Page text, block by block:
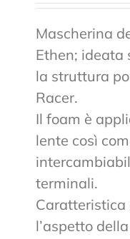
Mascherina
Ethen; ideata
la struttura
Racer.
Il foam è
lente così
terminali.
Caratteristica
l’aspetto